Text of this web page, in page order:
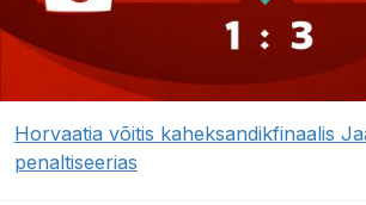
Horvaatia võitis kaheksandikfinaalis
penaltiseerias